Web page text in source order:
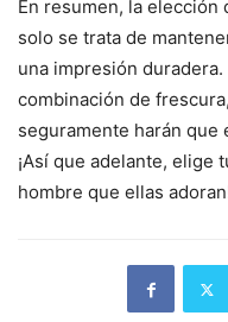
En resumen, la elección
solo se trata de
una impresión
combinación de
seguramente harán que
¡Así que adelante, elige
hombre que ellas